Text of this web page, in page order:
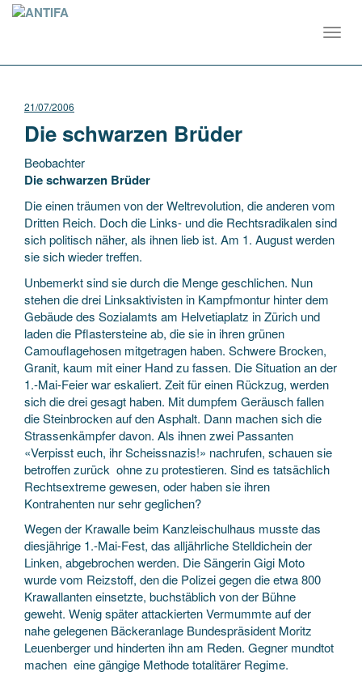
21/07/2006
Die schwarzen Brüder
Beobachter
Die schwarzen Brüder
Die einen träumen von der Weltrevolution, die anderen vom
Dritten Reich. Doch die Links- und die Rechtsradikalen sind
sich politisch näher, als ihnen lieb ist. Am 1. August werden
sie sich wieder treffen.
Unbemerktsind sie durch die Menge geschlichen. Nun
stehen die drei Linksaktivisten in Kampfmontur hinter dem
Gebäude des Sozialamts am Helvetiaplatz in Zürich und
laden die Pflastersteine ab, die sie in ihren grünen
Camouflagehosen mitgetragen haben. Schwere Brocken,
Granit, kaum mit einer Hand zu fassen. Die Situation an der
1.-Mai-Feier war eskaliert. Zeit für einen Rückzug, werden
sich die drei gesagt haben. Mit dumpfem Geräusch fallen
die Steinbrocken auf den Asphalt. Dann machen sich die
Strassenkämpfer davon. Als ihnen zwei Passanten
«Verpisst euch, ihr Scheissnazis!» nachrufen, schauen sie
betroffen zurück ­ ohne zu protestieren. Sind es tatsächlich
Rechtsextreme gewesen, oder haben sie ihren
Kontrahenten nur sehr geglichen?
Wegen der Krawalle beim Kanzleischulhaus musste das
diesjährige 1.-Mai-Fest, das alljährliche Stelldichein der
Linken, abgebrochen werden. Die Sängerin Gigi Moto
wurde vom Reizstoff, den die Polizei gegen die etwa 800
Krawallanten einsetzte, buchstäblich von der Bühne
geweht. Wenig später attackierten Vermummte auf der
nahe gelegenen Bäckeranlage Bundespräsident Moritz
Leuenberger und hinderten ihn am Reden. Gegner mundtot
machen ­ eine gängige Methode totalitärer Regime.